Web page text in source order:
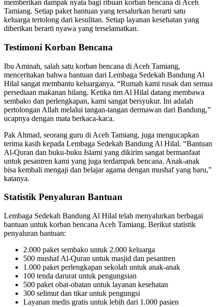
memberikan dampak nyata bagi ribuan korban bencana di Aceh
Tamiang. Setiap paket bantuan yang tersalurkan berarti satu
keluarga tertolong dari kesulitan. Setiap layanan kesehatan yang
diberikan berarti nyawa yang terselamatkan.
Testimoni Korban Bencana
Ibu Aminah, salah satu korban bencana di Aceh Tamiang,
menceritakan bahwa bantuan dari Lembaga Sedekah Bandung Al
Hilal sangat membantu keluarganya. “Rumah kami rusak dan semua
persediaan makanan hilang. Ketika tim Al Hilal datang membawa
sembako dan perlengkapan, kami sangat bersyukur. Ini adalah
pertolongan Allah melalui tangan-tangan dermawan dari Bandung,”
ucapnya dengan mata berkaca-kaca.
Pak Ahmad, seorang guru di Aceh Tamiang, juga mengucapkan
terima kasih kepada Lembaga Sedekah Bandung Al Hilal. “Bantuan
Al-Quran dan buku-buku Islami yang dikirim sangat bermanfaat
untuk pesantren kami yang juga terdampak bencana. Anak-anak
bisa kembali mengaji dan belajar agama dengan mushaf yang baru,”
katanya.
Statistik Penyaluran Bantuan
Lembaga Sedekah Bandung Al Hilal telah menyalurkan berbagai
bantuan untuk korban bencana Aceh Tamiang. Berikut statistik
penyaluran bantuan:
2.000 paket sembako untuk 2.000 keluarga
500 mushaf Al-Quran untuk masjid dan pesantren
1.000 paket perlengkapan sekolah untuk anak-anak
100 tenda darurat untuk pengungsian
500 paket obat-obatan untuk layanan kesehatan
300 selimut dan tikar untuk pengungsi
Layanan medis gratis untuk lebih dari 1.000 pasien